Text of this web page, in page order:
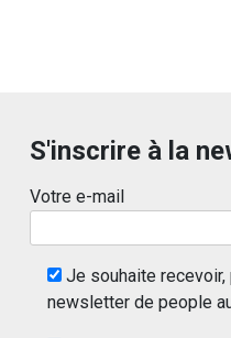
S'inscrire à la
Votre e-mail
Je souhaite
newsletter de people